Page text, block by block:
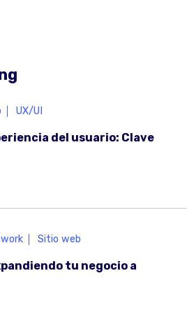
UX/UI
del usuario: Clave
Sitio web
tu negocio a